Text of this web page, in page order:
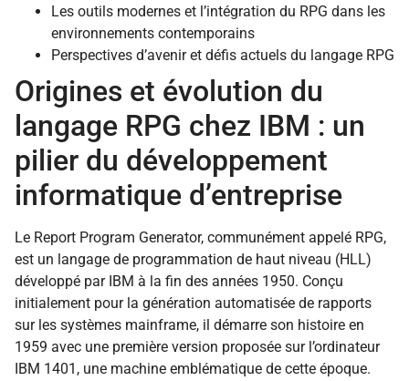
Les outils modernes et l’intégration du RPG dans les
environnements contemporains
Perspectives d’avenir et défis actuels du langage RPG
Origines et évolution du
langage RPG chez IBM : un
pilier du développement
informatique d’entreprise
Le Report Program Generator, communément appelé RPG,
est un langage de programmation de haut niveau (HLL)
développé par IBM à la fin des années 1950. Conçu
initialement pour la génération automatisée de rapports
sur les systèmes mainframe, il démarre son histoire en
1959 avec une première version proposée sur l’ordinateur
IBM 1401, une machine emblématique de cette époque.